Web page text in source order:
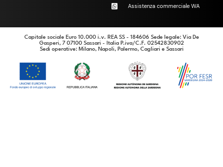
Assistenza commerciale WA
Capitale sociale Euro 10.000 i.v. REA SS - 184606 Sede legale: Via De
Gasperi, 7 07100 Sassari - Italia P.iva/C.F. 02542830902
Sedi operative: Milano, Napoli, Palermo, Cagliari e Sassari